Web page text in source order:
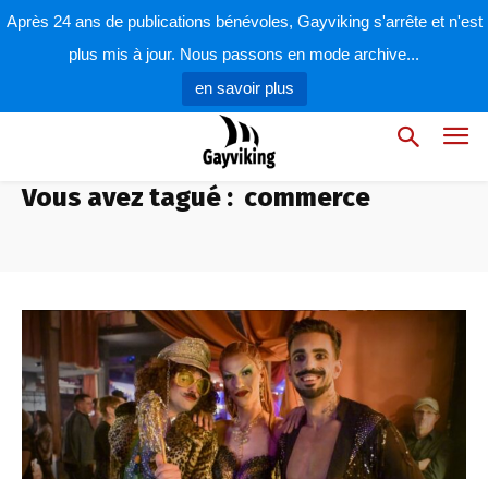
Après 24 ans de publications bénévoles, Gayviking s'arrête et n'est
plus mis à jour. Nous passons en mode archive...
en savoir plus
Vous avez tagué : commerce